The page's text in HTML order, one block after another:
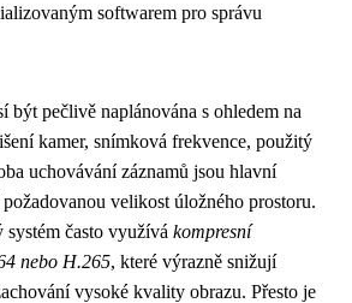
softwarem pro správu
být pečlivě naplánována s ohledem na
kamer, snímková frekvence, použitý
uchovávání záznamů jsou hlavní
velikost úložného prostoru.
často využívá kompresní
nebo H.265, které výrazně snižují
vysoké kvality obrazu. Přesto je